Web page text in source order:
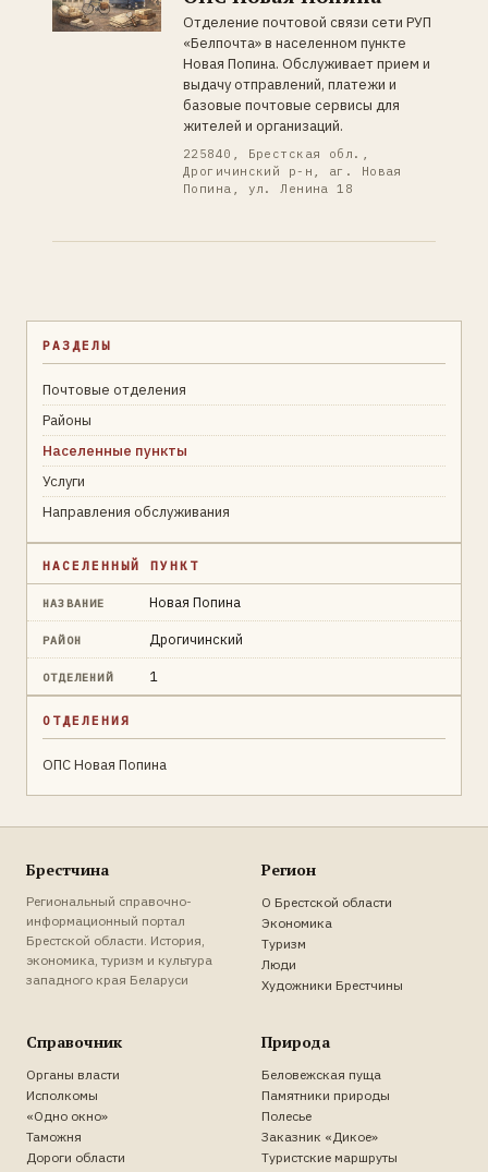
Отделение почтовой связи сети РУП
«Белпочта» в населенном пункте
Новая Попина. Обслуживает прием и
выдачу отправлений, платежи и
базовые почтовые сервисы для
жителей и организаций.
225840, Брестская обл.,
Дрогичинский р-н, аг. Новая
Попина, ул. Ленина 18
РАЗДЕЛЫ
Почтовые отделения
Районы
Населенные пункты
Услуги
Направления обслуживания
НАСЕЛЕННЫЙ ПУНКТ
НАЗВАНИЕ Новая Попина
РАЙОН Дрогичинский
ОТДЕЛЕНИЙ 1
ОТДЕЛЕНИЯ
ОПС Новая Попина
Брестчина
Региональный справочно-
информационный портал
Брестской области. История,
экономика, туризм и культура
западного края Беларуси
Регион
О Брестской области
Экономика
Туризм
Люди
Художники Брестчины
Справочник
Органы власти
Исполкомы
«Одно окно»
Таможня
Дороги области
Природа
Беловежская пуща
Памятники природы
Полесье
Заказник «Дикое»
Туристские маршруты